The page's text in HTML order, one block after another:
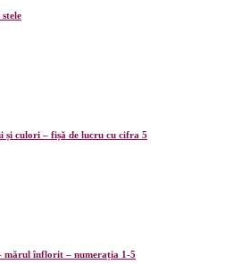
culori – fișă de lucru cu cifra 5
mărul înflorit – numerația 1-5